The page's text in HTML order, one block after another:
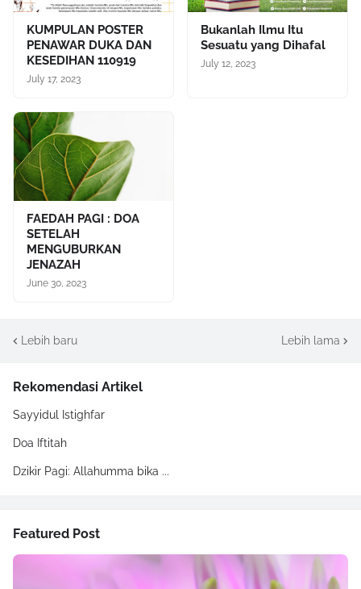
KUMPULAN POSTER
PENAWAR DUKA DAN
KESEDIHAN 110919
July 17, 2023
Bukanlah Ilmu Itu
Sesuatu yang Dihafal
July 12, 2023
FAEDAH PAGI : DOA
SETELAH
MENGUBURKAN
JENAZAH
June 30, 2023
Lebih baru Lebih lama
Rekomendasi Artikel
Sayyidul Istighfar
Doa Iftitah
Dzikir Pagi: Allahumma bika ...
Featured Post